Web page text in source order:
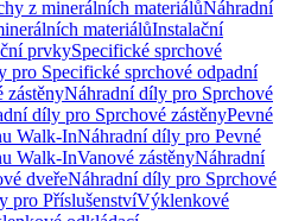
z minerálních materiálůNáhradní
materiálůInstalační
prvkySpecifické sprchové
pro Specifické sprchové odpadní
zástěnyNáhradní díly pro Sprchové
díly pro Sprchové zástěnyPevné
Walk-InNáhradní díly pro Pevné
Walk-InVanové zástěnyNáhradní
dveřeNáhradní díly pro Sprchové
pro PříslušenstvíVýklenkové